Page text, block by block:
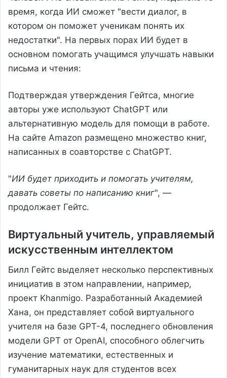
время, когда ИИ сможет "вести диалог, в
котором он поможет ученикам понять их
недостатки". На первых порах ИИ будет в
основном помогать учащимся улучшать навыки
письма и чтения:
Подтверждая утверждения Гейтса, многие
авторы уже используют ChatGPT или
альтернативную модель для помощи в работе.
На сайте Amazon размещено множество книг,
написанных в соавторстве с ChatGPT.
"ИИ будет приходить и помогать учителям,
давать советы по написанию книг", —
продолжает Гейтс.
Виртуальный учитель, управляемый
искусственным интеллектом
Билл Гейтс выделяет несколько перспективных
инициатив в этом направлении, например,
проект Khanmigo. Разработанный Академией
Хана, он представляет собой виртуального
учителя на базе GPT-4, последнего обновления
модели GPT от OpenAI, способного облегчить
изучение математики, естественных и
гуманитарных наук для студентов всех